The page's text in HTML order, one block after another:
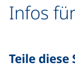
Infos
Teile diese